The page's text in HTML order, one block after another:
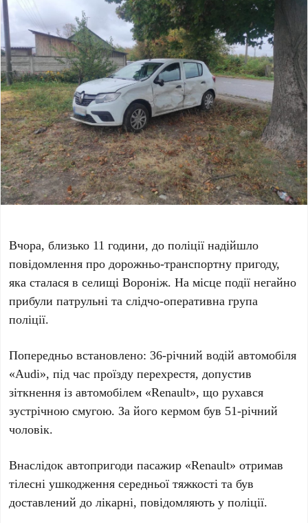
Вчора, близько 11 години, до поліції надійшло
повідомлення про дорожньо-транспортну пригоду,
яка сталася в селищі Вороніж. На місце події негайно
прибули патрульні та слідчо-оперативна група
поліції.
Попередньо встановлено: 36-річний водій автомобіля
«Audi», під час проїзду перехрестя, допустив
зіткнення із автомобілем «Renault», що рухався
зустрічною смугою. За його кермом був 51-річний
чоловік.
Внаслідок автопригоди пасажир «Renault» отримав
тілесні ушкодження середньої тяжкості та був
доставлений до лікарні, повідомляють у поліції.